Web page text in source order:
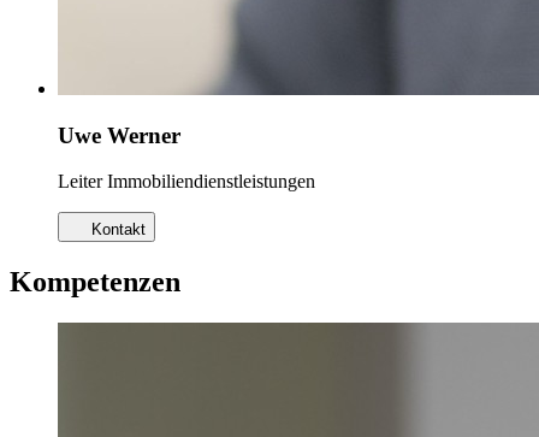
Uwe Werner
Leiter Immobiliendienstleistungen
Kontakt
Kompetenzen